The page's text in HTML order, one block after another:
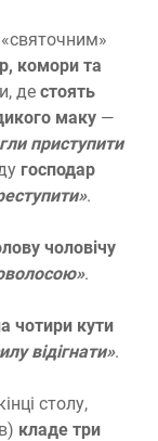
комори та
де стоять
маку —
приступити
господар
.
чоловічу
.
чотири кути
відігнати».
столу,
кладе три